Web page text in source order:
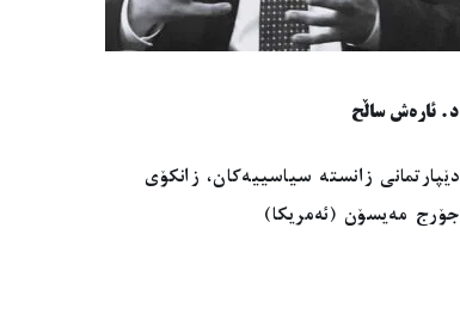
د. ئارەش ساڵح
دێپارتمانی زانستە سیاسییەکان، زانکۆی
جۆرج مەیسۆن (ئەمریکا)